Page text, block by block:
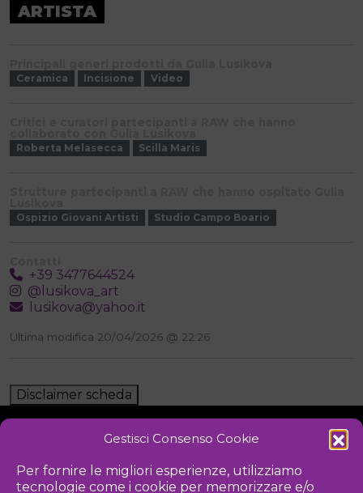
Gestisci Consenso Cookie
Per fornire le migliori esperienze, utilizziamo
tecnologie come i cookie per memorizzare e/o
ARTISTA
Ceramica Incisione Video
Roberta Melasecca Scilla Maris
Ospizio Giovani Artisti Studio Campo Boario
+39 3477644524
@lusikova_art
lusikova@yahoo.it
Ultima modifica 20/04/2026 @ 22:26
Disclaimer scheda
PRIVACY POLICY